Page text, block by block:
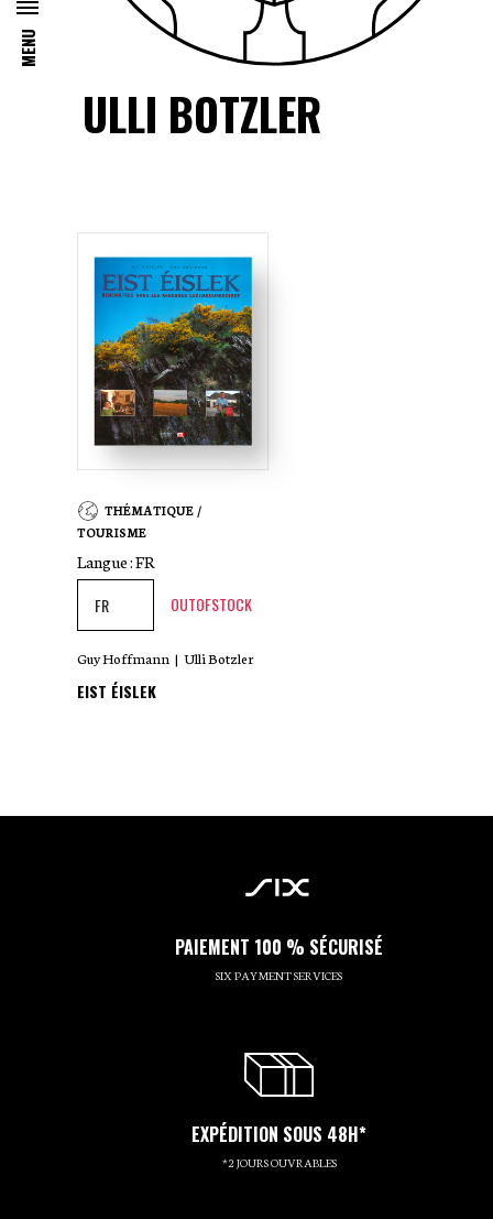
MENU
ULLI BOTZLER
THÉMATIQUE /
TOURISME
Langue :FR
OUTOFSTOCK
Guy Hoffmann | Ulli Botzler
EIST ÉISLEK
PAIEMENT 100 % SÉCURISÉ
SIX PAYMENT SERVICES
EXPÉDITION SOUS 48H*
*2 JOURS OUVRABLES